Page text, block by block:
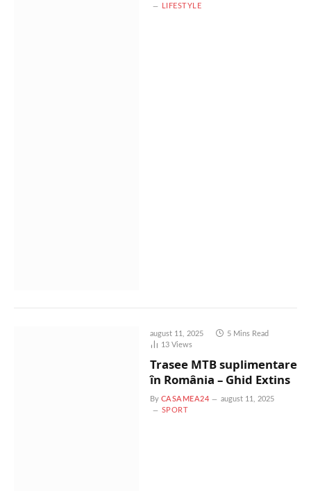
LIFESTYLE
august 11, 2025
5 Mins Read
13 Views
Trasee MTB suplimentare
în România – Ghid Extins
By CASAMEA24
august 11, 2025
SPORT